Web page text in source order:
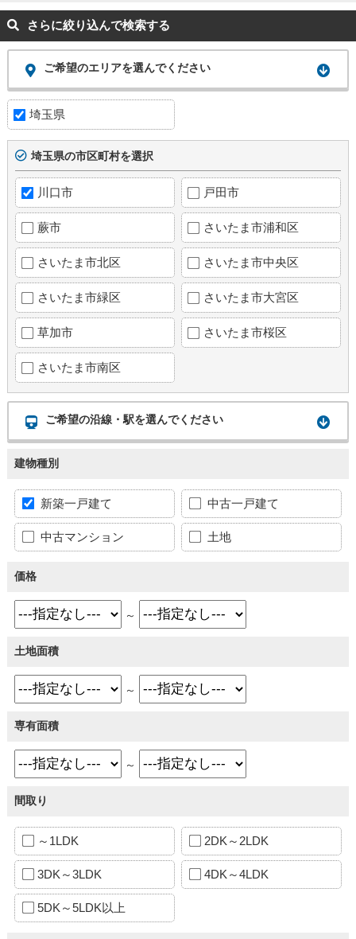
さらに絞り込んで検索する
ご希望のエリアを選んでください
埼玉県
埼玉県の市区町村を選択
川口市 戸田市
蕨市 さいたま市浦和区
さいたま市北区 さいたま市中央区
さいたま市緑区 さいたま市大宮区
草加市 さいたま市桜区
さいたま市南区
ご希望の沿線・駅を選んでください
建物種別
新築一戸建て 中古一戸建て
中古マンション 土地
価格
～
土地面積
～
専有面積
～
間取り
～1LDK 2DK～2LDK
3DK～3LDK 4DK～4LDK
5DK～5LDK以上